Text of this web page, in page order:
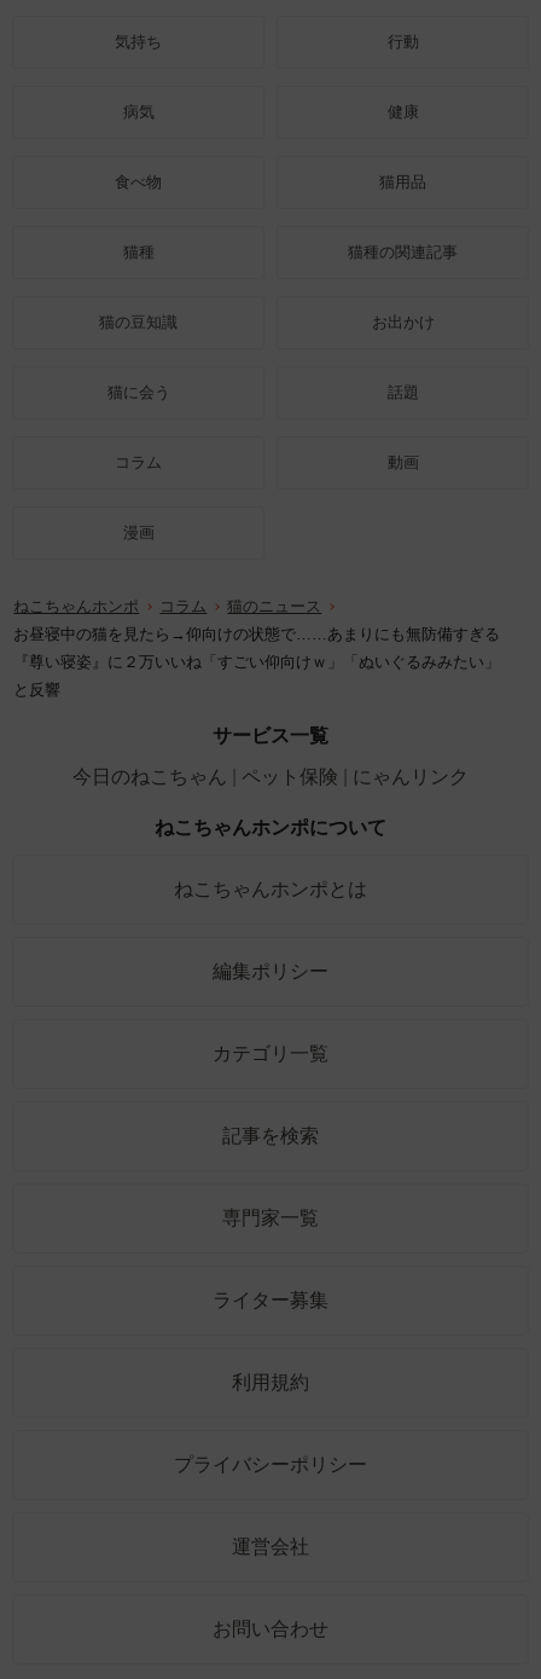
気持ち 行動
病気 健康
食べ物 猫用品
猫種 猫種の関連記事
猫の豆知識 お出かけ
猫に会う 話題
コラム 動画
漫画
ねこちゃんホンポ コラム
猫のニュース
お昼寝中の猫を見たら→仰向けの状態で……あまりにも無防備すぎる
『尊い寝姿』に２万いいね「すごい仰向けｗ」「ぬいぐるみみたい」
と反響
サービス一覧
今日のねこちゃん
ペット保険 にゃんリンク
ねこちゃんホンポについて
ねこちゃんホンポとは
編集ポリシー
カテゴリ一覧
記事を検索
専門家一覧
ライター募集
利用規約
プライバシーポリシー
運営会社
お問い合わせ